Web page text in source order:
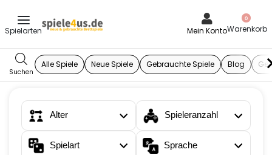
Mein Konto
0
Alle Spiele Neue Spiele Gebrauchte Spiele Blog
Alter Spieleranzahl
Spielart Sprache